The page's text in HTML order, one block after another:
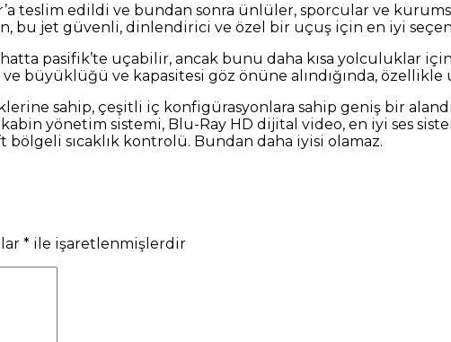
teslim edildi ve bundan sonra ünlüler, sporcular ve
bu jet güvenli, dinlendirici ve özel bir uçuş için en iyi
hatta pasifik’te uçabilir, ancak bunu daha kısa yolculuklar
büyüklüğü ve kapasitesi göz önüne alındığında, özellikle
sahip, çeşitli iç konfigürasyonlara sahip geniş bir
kabin yönetim sistemi, Blu-Ray HD dijital video, en iyi ses
sıcaklık kontrolü. Bundan daha iyisi olamaz.
* ile işaretlenmişlerdir